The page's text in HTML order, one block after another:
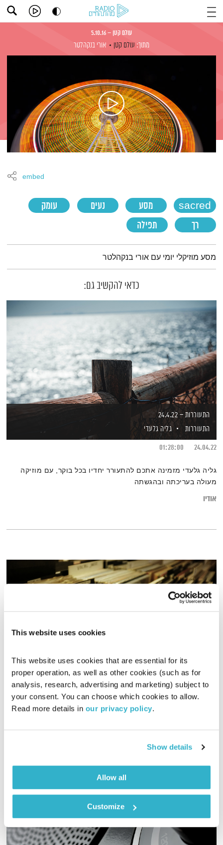
This website uses cookies
This website uses cookies that are essential for its
proper operation, as well as other cookies (such as for
analysis, research, advertising and marketing) subject to
your consent. You can choose which cookies to allow.
Read more details in our privacy policy.
Show details
Allow all
Customize
עולם קטן – 5.10.16
מתוך: עולם קטן אורי בנקהלטר
sacred מסע נעים
עומק
רך
תפילה
embed
תמצית הפודקאסט
מסע מוזיקלי יומי עם אורי בנקהלטר
כדאי להקשיב גם:
התעוררות – 24.4.22
התעוררות
גליה גלעדי
24.04.22
01:28:00
גליה גלעדי מזמינה אתכם להתעורר יחדיו בכל בוקר, עם מוזיקה
מעולה בעריכתה ובהגשתה
אודיו
פה זה טוב – 4.6.25
פה זה טוב
לירון תאני
פה זה טוב של יום רביעי – לירון תאני מחפש את המטמון במוזיקה